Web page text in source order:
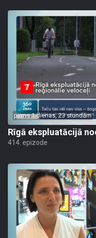
pirms 1 dienas, 23 stundām
Rīgā ekspluatācijā
414. epizode